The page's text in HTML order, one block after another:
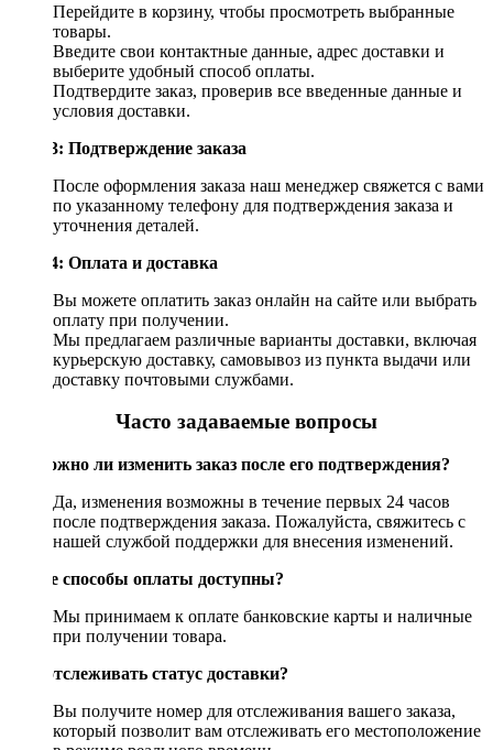
Перейдите в корзину, чтобы просмотреть выбранные
товары.
Введите свои контактные данные, адрес доставки и
выберите удобный способ оплаты.
Подтвердите заказ, проверив все введенные данные и
условия доставки.
Шаг 3: Подтверждение заказа
После оформления заказа наш менеджер свяжется с вами
по указанному телефону для подтверждения заказа и
уточнения деталей.
Шаг 4: Оплата и доставка
Вы можете оплатить заказ онлайн на сайте или выбрать
оплату при получении.
Мы предлагаем различные варианты доставки, включая
курьерскую доставку, самовывоз из пункта выдачи или
доставку почтовыми службами.
Часто задаваемые вопросы
Возможно ли изменить заказ после его подтверждения?
Да, изменения возможны в течение первых 24 часов
после подтверждения заказа. Пожалуйста, свяжитесь с
нашей службой поддержки для внесения изменений.
Какие способы оплаты доступны?
Мы принимаем к оплате банковские карты и наличные
при получении товара.
Как отслеживать статус доставки?
Вы получите номер для отслеживания вашего заказа,
который позволит вам отслеживать его местоположение